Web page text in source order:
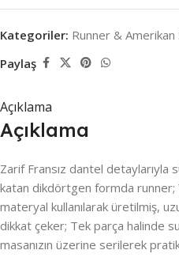
Kategoriler: Runner & Amerikan
Paylaş
Açıklama
Açıklama
Zarif Fransız dantel detaylarıyla
katan dikdörtgen formda
materyal kullanılarak üretilmiş,
dikkat çeker; Tek parça halinde
masanızın üzerine serilerek